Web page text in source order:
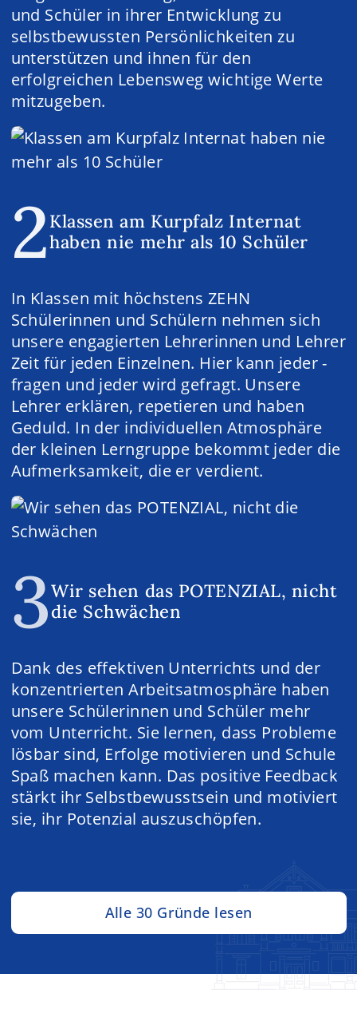
und Schüler in ihrer Entwicklung zu
selbstbewussten Persön­lichkeiten zu
unterstützen und ihnen für den
erfolgreichen Lebensweg wichtige Werte
mit­zugeben.
2Klassen am Kurpfalz Internat
haben nie mehr als 10 Schüler
In Klassen mit höchstens ZEHN
Schülerinnen und ­Schülern nehmen sich
unsere engagierten Lehrerinnen und Lehrer
Zeit für jeden Einzelnen. Hier kann jeder ­
fragen und jeder wird gefragt. Unsere
Lehrer erklären, repetieren und haben
Geduld. In der individuellen Atmosphäre
der kleinen Lerngruppe bekommt jeder die
Aufmerksamkeit, die er verdient.
3Wir sehen das POTENZIAL, nicht
die Schwächen
Dank des effektiven Unterrichts und der
kon­zentrierten Arbeitsatmosphäre haben
unsere Schülerinnen und Schüler mehr
vom Unterricht. Sie lernen, dass Probleme
lösbar sind, Erfolge motivieren und Schule
Spaß machen kann. Das positive Feedback
stärkt ihr Selbstbewusstsein und motiviert
sie, ihr Potenzial auszuschöpfen.
Alle 30 Gründe lesen